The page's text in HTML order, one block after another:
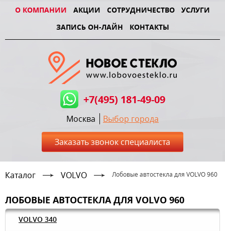
О КОМПАНИИ АКЦИИ СОТРУДНИЧЕСТВО
УСЛУГИ
ЗАПИСЬ ОН-ЛАЙН
КОНТАКТЫ
+7(495) 181-49-09
Москва Выбор города
Заказать звонок специалиста
Каталог VOLVO Лобовые автостекла для VOLVO 960
ЛОБОВЫЕ АВТОСТЕКЛА ДЛЯ VOLVO 960
VOLVO 340